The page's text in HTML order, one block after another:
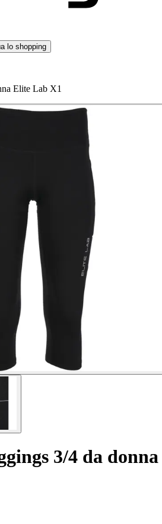
lo shopping
Elite Lab X1
3/4 da donna